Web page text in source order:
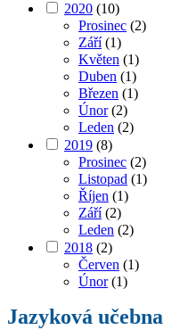
2020 (10)
Prosinec (2)
Září(1)
Květen (1)
Duben (1)
Březen (1)
Únor(2)
Leden (2)
2019 (8)
Prosinec (2)
Listopad (1)
Říjen (1)
Září(2)
Leden (2)
2018 (2)
Červen (1)
Únor(1)
Jazyková učebna